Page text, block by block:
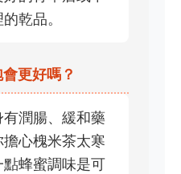
乾品。
更好嗎？
潤腸、緩和藥
心槐米茶太寒
蜂蜜調味是可